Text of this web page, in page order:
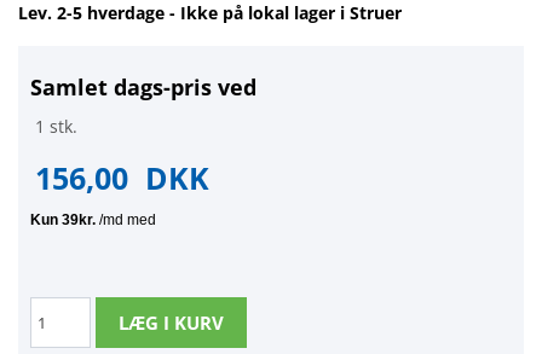
Lev. 2-5 hverdage - Ikke på lokal lager i Struer
Samlet dags-pris ved
1 stk.
156,00 DKK